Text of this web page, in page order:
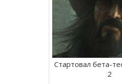
Стартовал бета-
2